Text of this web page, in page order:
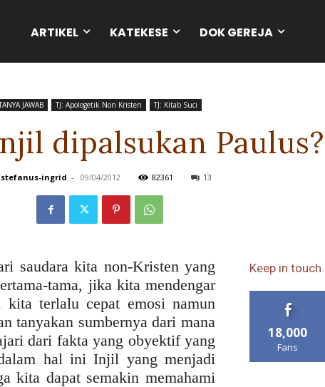
ARTIKEL KATEKESE DOK GEREJA
JAWAB TJ: Apologetik Non Kristen TJ: Kitab Suci
dipalsukan Paulus?
stefanus-ingrid - 09/04/2012 82361 13
saudara kita non-Kristen yang
tama, jika kita mendengar
kita terlalu cepat emosi namun
tanyakan sumbernya dari mana
dari fakta yang obyektif yang
hal ini Injil yang menjadi
kita dapat semakin memahami
Keep in touch
18,000
Fans